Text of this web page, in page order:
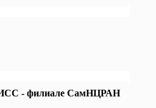
- филиале СамНЦРАН